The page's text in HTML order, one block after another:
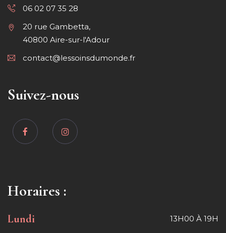
06 02 07 35 28
20 rue Gambetta,
40800 Aire-sur-l'Adour
contact@lessoinsdumonde.fr
Suivez-nous
Horaires :
Lundi 13H00 À 19H